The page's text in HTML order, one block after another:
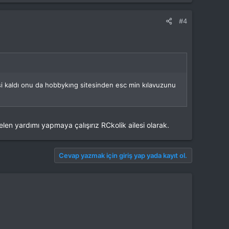
#4
onu da hobbykıng sitesinden esc min kılavuzunu
yardımı yapmaya çalışırız RCkolik ailesi olarak.
Cevap yazmak için giriş yap yada kayıt ol.